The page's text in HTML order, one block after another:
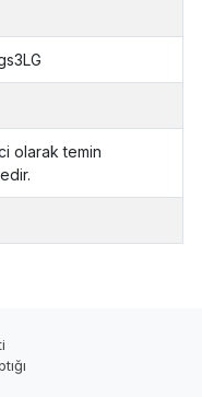
olarak temin